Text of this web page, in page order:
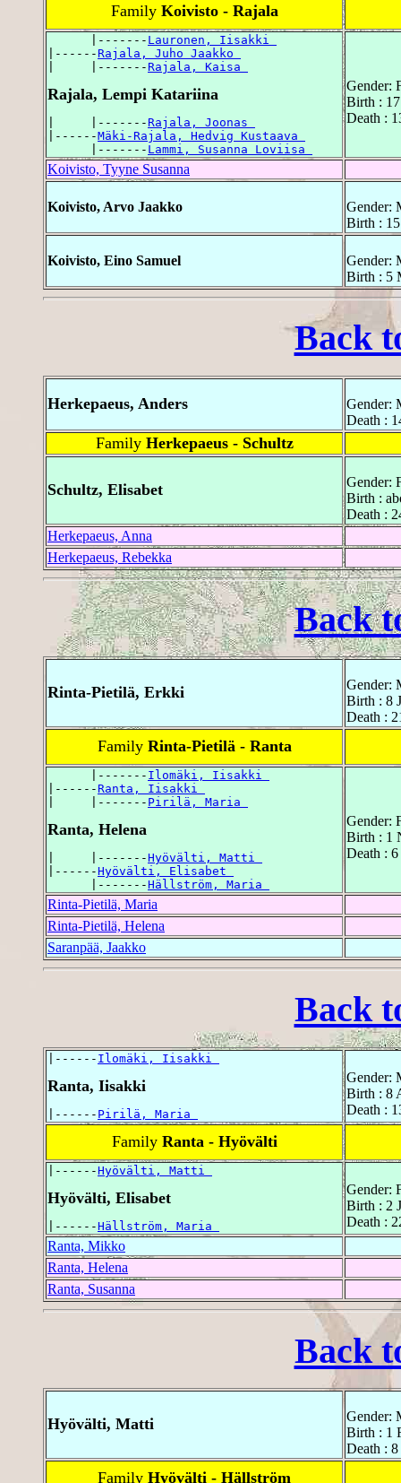
Family Koivisto - Rajala
      |-------
Lauronen, Iisakki
|------Rajala, Juho Jaakko
|     |-------Rajala, Kaisa
Rajala, Lempi Katariina
|     |-------Rajala, Joonas
|------Mäki-Rajala, Hedvig Kustaava
      |-------
Lammi, Susanna Loviisa
Gender:
Birth :
Death :
Koivisto, Tyyne Susanna
Koivisto, Arvo Jaakko
Gender:
Birth :
Koivisto, Eino Samuel
Gender:
Birth : 5
Back
Herkepaeus, Anders
Gender:
Death :
Family Herkepaeus - Schultz
Schultz, Elisabet
Gender:
Birth :
Death :
Herkepaeus, Anna
Herkepaeus, Rebekka
Back
Rinta-Pietilä, Erkki
Gender:
Birth : 8
Death :
Family Rinta-Pietilä - Ranta
      |-------
Ilomäki, Iisakki
|------Ranta, Iisakki
|     |------- Pirilä, Maria
Ranta, Helena
|     |-------Hyövälti, Matti
|------Hyövälti, Elisabet
      |-------
Hällström, Maria
Gender:
Birth : 1
Death :
Rinta-Pietilä, Maria
Rinta-Pietilä, Helena
Saranpää, Jaakko
Back
|------ Ilomäki, Iisakki
Ranta, Iisakki
|------ Pirilä, Maria
Gender:
Birth : 8
Death :
Family Ranta - Hyövälti
|------Hyövälti, Matti
Hyövälti, Elisabet
|------Hällström, Maria
Gender:
Birth : 2
Death :
Ranta, Mikko
Ranta, Helena
Ranta, Susanna
Back
Hyövälti, Matti
Gender:
Birth : 1
Death :
Family Hyövälti - Hällström